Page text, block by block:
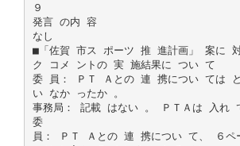
９
発言 の内 容
なし
■「佐賀 市ス ポーツ 推 進計画」 案に
ク コメ ントの 実 施結果に つい て
委 員： ＰＴ Ａとの 連 携につい ては
い なか ったか 。
事務局： 記載 はない 。 ＰＴＡは 入れ
委
員： ＰＴ Ａとの 連 携につい て、 ６ペ